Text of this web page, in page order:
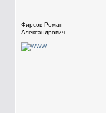
Фирсов Роман
Александрович